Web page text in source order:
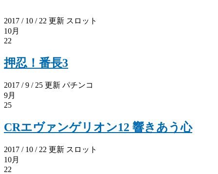
2017 / 10 / 22 更新 スロット
10月
22
押忍！番長3
2017 / 9 / 25 更新 パチンコ
9月
25
CRエヴァンゲリオン12 響きあう心
2017 / 10 / 22 更新 スロット
10月
22